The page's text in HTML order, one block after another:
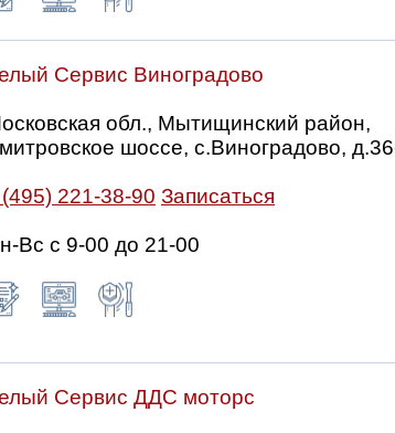
Сервис Виноградово
обл., Мытищинский район,
шоссе, с.Виноградово,
221-38-90 Записаться
Вс с 9-00 до 21-00
Сервис ДДС моторс